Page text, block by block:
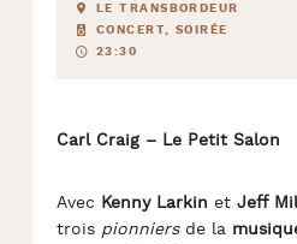
LE TRANSBORDEUR
CONCERT, SOIRÉE
23:30
Carl Craig – Le Petit Salon
Avec Kenny Larkin et Jeff
trois pionniersde la